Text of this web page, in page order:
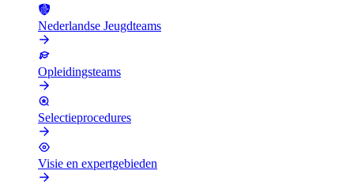
Nederlandse Jeugdteams
Opleidingsteams
Selectieprocedures
Visie en expertgebieden